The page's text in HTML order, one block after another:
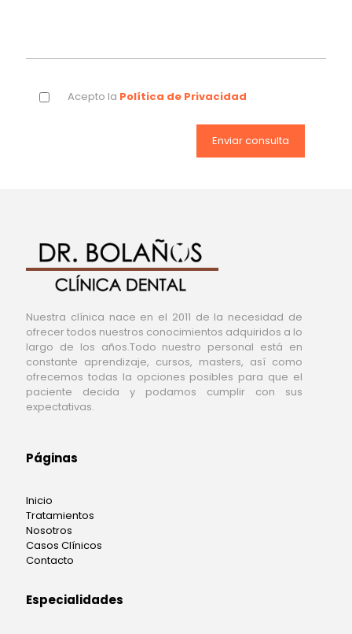
Acepto la Política de Privacidad
Nuestra clínica nace en el 2011 de la necesidad de
ofrecer todos nuestros conocimientos adquiridos a lo
largo de los años.Todo nuestro personal está en
constante aprendizaje, cursos, masters, así como
ofrecemos todas la opciones posibles para que el
paciente decida y podamos cumplir con sus
expectativas.
Páginas
Inicio
Tratamientos
Nosotros
Casos Clínicos
Contacto
Especialidades